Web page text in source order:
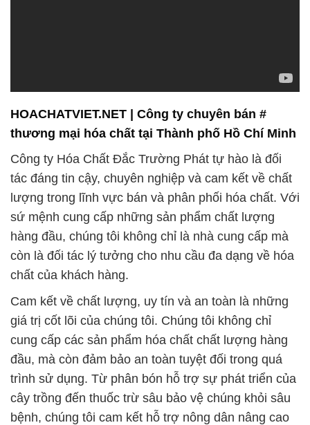
HOACHATVIET.NET | Công ty chuyên bán #
thương mại hóa chất tại Thành phố Hồ Chí Minh
Công ty Hóa Chất Đắc Trường Phát tự hào là đối
tác đáng tin cậy, chuyên nghiệp và cam kết về chất
lượng trong lĩnh vực bán và phân phối hóa chất. Với
sứ mệnh cung cấp những sản phẩm chất lượng
hàng đầu, chúng tôi không chỉ là nhà cung cấp mà
còn là đối tác lý tưởng cho nhu cầu đa dạng về hóa
chất của khách hàng.
Cam kết về chất lượng, uy tín và an toàn là những
giá trị cốt lõi của chúng tôi. Chúng tôi không chỉ
cung cấp các sản phẩm hóa chất chất lượng hàng
đầu, mà còn đảm bảo an toàn tuyệt đối trong quá
trình sử dụng. Từ phân bón hỗ trợ sự phát triển của
cây trồng đến thuốc trừ sâu bảo vệ chúng khỏi sâu
bệnh, chúng tôi cam kết hỗ trợ nông dân nâng cao